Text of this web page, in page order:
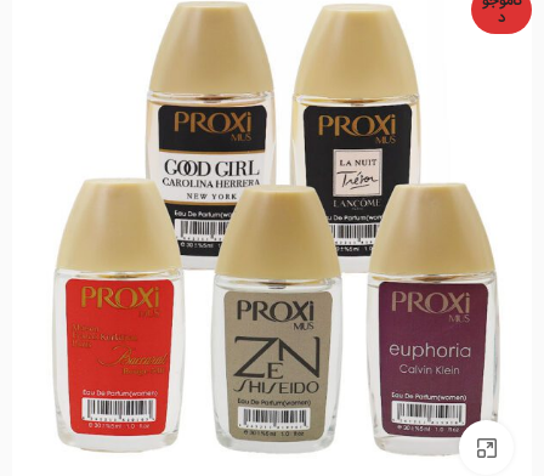
د
بزرگنمایی تصویر